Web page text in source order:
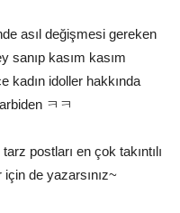
asıl değişmesi gereken
sanıp kasım kasım
kadın idoller hakkında
ㅋㅋ
postları en çok takıntılı
de yazarsınız~